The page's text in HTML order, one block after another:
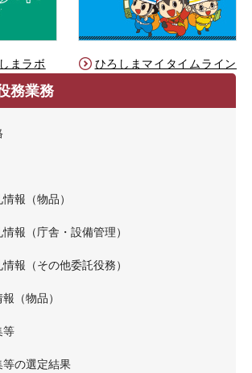
まラボ ひろしまマイタイムライン
務業務
報（物品）
報（庁舎・設備管理）
報（その他委託役務）
（物品）
等
の選定結果